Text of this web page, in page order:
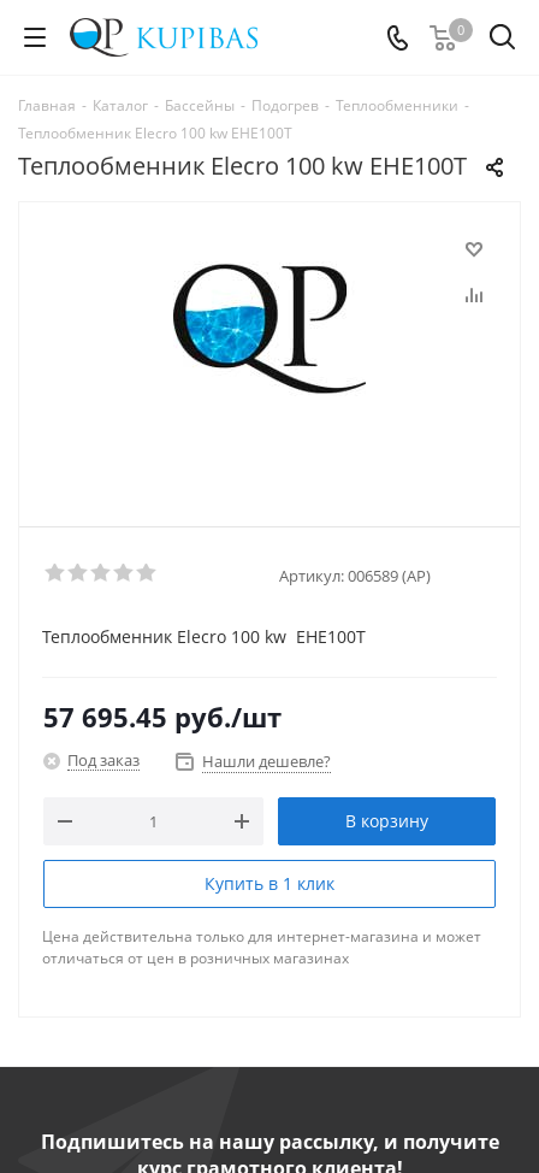
0
Главная - Каталог - Бассейны - Подогрев - Теплообменники -
Теплообменник Elecro 100 kw ЕНЕ100Т
Теплообменник Elecro 100 kw ЕНЕ100Т
Артикул:006589 (AP)
Теплообменник Elecro 100 kw ЕНЕ100Т
57 695.45 руб./шт
Под заказ Нашли дешевле?
В корзину
Купить в 1 клик
Цена действительна только для интернет-магазина и может
отличаться от цен в розничных магазинах
Подпишитесь на нашу рассылку, и получите